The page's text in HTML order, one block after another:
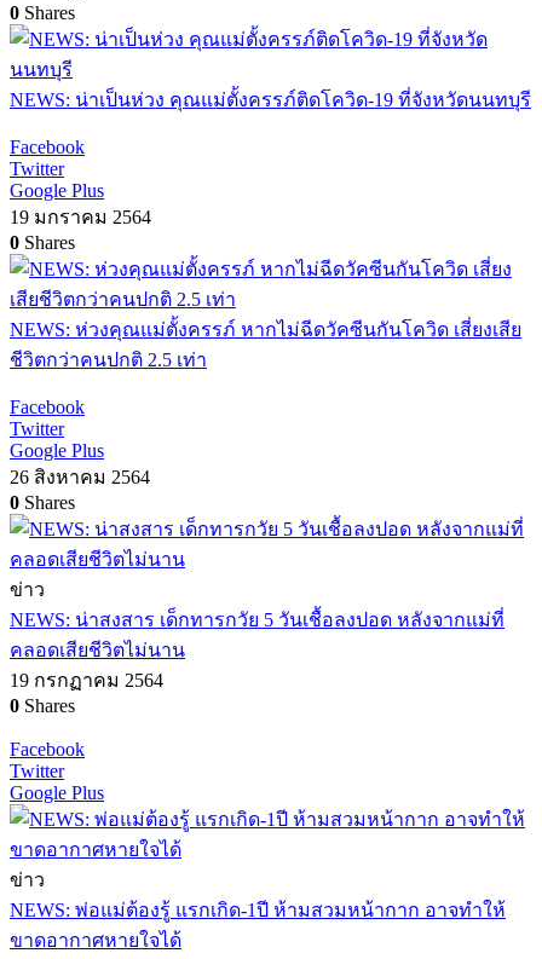
0 Shares
NEWS: น่าเป็นห่วง คุณแม่ตั้งครรภ์ติดโควิด-19 ที่จังหวัดนนทบุรี
Facebook
Twitter
Google Plus
19 มกราคม 2564
0 Shares
NEWS: ห่วงคุณแม่ตั้งครรภ์ หากไม่ฉีดวัคซีนกันโควิด เสี่ยงเสีย
ชีวิตกว่าคนปกติ 2.5 เท่า
Facebook
Twitter
Google Plus
26 สิงหาคม 2564
0 Shares
ข่าว
NEWS: น่าสงสาร เด็กทารกวัย 5 วันเชื้อลงปอด หลังจากแม่ที่
คลอดเสียชีวิตไม่นาน
19 กรกฏาคม 2564
0 Shares
Facebook
Twitter
Google Plus
ข่าว
NEWS: พ่อแม่ต้องรู้ แรกเกิด-1ปี ห้ามสวมหน้ากาก อาจทำให้
ขาดอากาศหายใจได้